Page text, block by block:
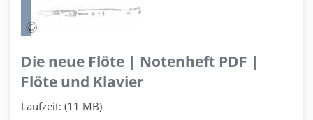
Die neue Flöte | Notenheft PDF |
Flöte und Klavier
Laufzeit: (11 MB)